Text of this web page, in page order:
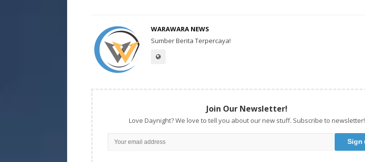
WARAWARA NEWS
Sumber Berita Terpercaya!
Join Our Newsletter!
Love Daynight? We love to tell you about our new stuff. Subscribe to newsletter!